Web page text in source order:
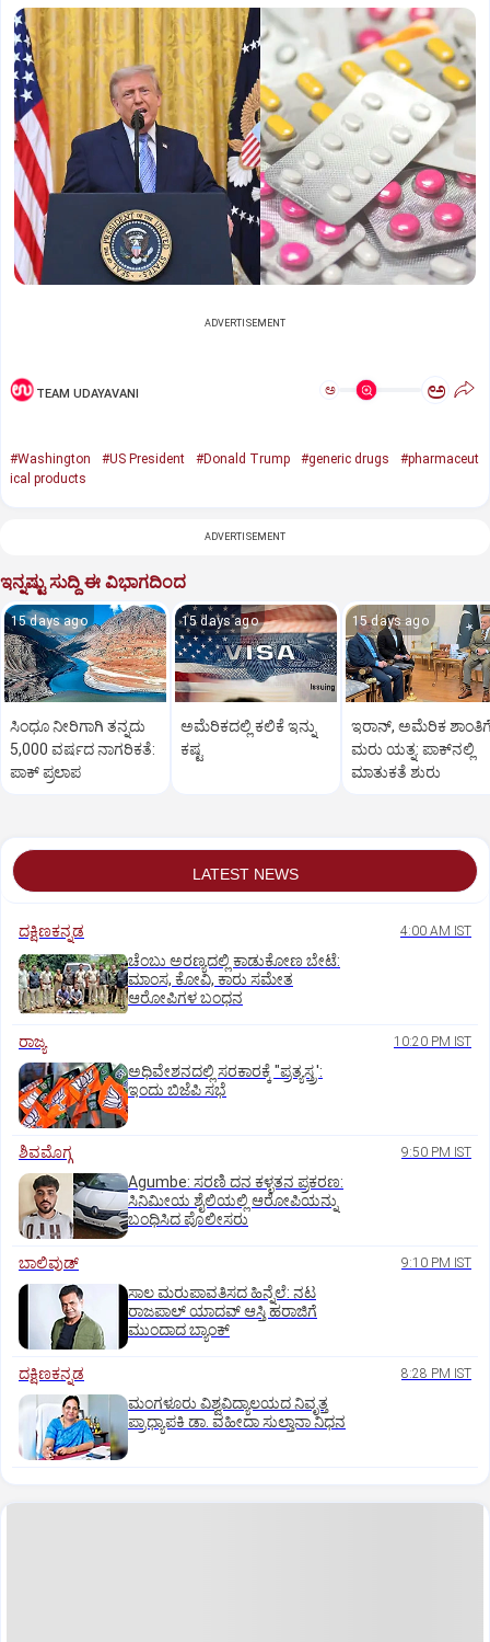
ADVERTISEMENT
TEAM UDAYAVANI ಅ ಅ
#Washington #US President #Donald Trump #generic drugs
#pharmaceut
ical products
ADVERTISEMENT
ಇನ್ನಷ್ಟು ಸುದ್ದಿ ಈ ವಿಭಾಗದಿಂದ
15 days ago
ಸಿಂಧೂ ನೀರಿಗಾಗಿ ತನ್ನದು
5,000 ವರ್ಷದ ನಾಗರಿಕತೆ:
ಪಾಕ್ ಪ್ರಲಾಪ
15 days ago
ಅಮೆರಿಕದಲ್ಲಿ ಕಲಿಕೆ ಇನ್ನು
ಕಷ್ಟ
15 days ago
ಇರಾನ್, ಅಮೆರಿಕ
ಮರು ಯತ್ನ: ಪಾಕ್‌ನಲ್ಲಿ
ಮಾತುಕತೆ ಶುರು
LATEST NEWS
ದಕ್ಷಿಣಕನ್ನಡ 4:00 AM IST
ಚೆಂಬು ಅರಣ್ಯದಲ್ಲಿ ಕಾಡುಕೋಣ ಬೇಟೆ:
ಮಾಂಸ, ಕೋವಿ, ಕಾರು ಸಮೇತ
ಆರೋಪಿಗಳ ಬಂಧನ
ರಾಜ್ಯ 10:20 PM IST
ಅಧಿವೇಶನದಲ್ಲಿ ಸರಕಾರಕ್ಕೆ "ಪ್ರತ್ಯಸ್ತ್ರ':
ಇಂದು ಬಿಜೆಪಿ ಸಭೆ
ಶಿವಮೊಗ್ಗ 9:50 PM IST
Agumbe: ಸರಣಿ ದನ ಕಳ್ಳತನ ಪ್ರಕರಣ:
ಸಿನಿಮೀಯ ಶೈಲಿಯಲ್ಲಿ ಆರೋಪಿಯನ್ನು
ಬಂಧಿಸಿದ ಪೊಲೀಸರು
ಬಾಲಿವುಡ್‌ 9:10 PM IST
ಸಾಲ ಮರುಪಾವತಿಸದ ಹಿನ್ನೆಲೆ: ನಟ
ರಾಜಪಾಲ್ ಯಾದವ್‌ ಆಸ್ತಿ ಹರಾಜಿಗೆ
ಮುಂದಾದ ಬ್ಯಾಂಕ್
ದಕ್ಷಿಣಕನ್ನಡ 8:28 PM IST
ಮಂಗಳೂರು ವಿಶ್ವವಿದ್ಯಾಲಯದ ನಿವೃತ್ತ
ಪ್ರಾಧ್ಯಾಪಕಿ ಡಾ. ವಹೀದಾ ಸುಲ್ತಾನಾ ನಿಧನ